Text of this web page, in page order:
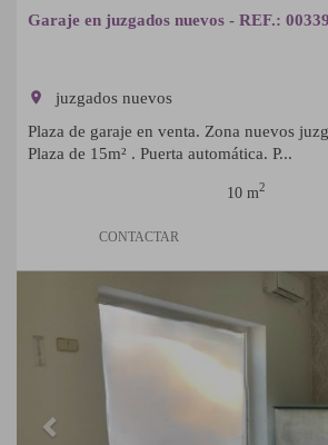
Garaje en juzgados nuevos - REF.:
room
juzgados nuevos
Plaza de garaje en venta. Zona nuevos
Plaza de 15m² . Puerta automática. P...
10 m2
CONTACTAR
Previous